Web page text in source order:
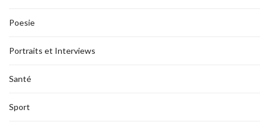
Poesie
Portraits et Interviews
Santé
Sport